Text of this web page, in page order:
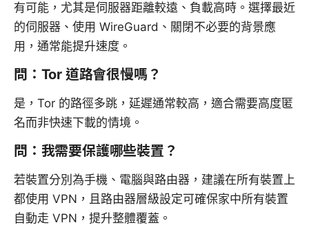
有可能，尤其是伺服器距離較遠、負載高時。選擇最近
的伺服器、使用 WireGuard、關閉不必要的背景應
用，通常能提升速度。
問：Tor 道路會很慢嗎？
是，Tor 的路徑多跳，延遲通常較高，適合需要高度匿
名而非快速下載的情境。
問：我需要保護哪些裝置？
若裝置分別為手機、電腦與路由器，建議在所有裝置上
都使用 VPN，且路由器層級設定可確保家中所有裝置
自動走 VPN，提升整體覆蓋。